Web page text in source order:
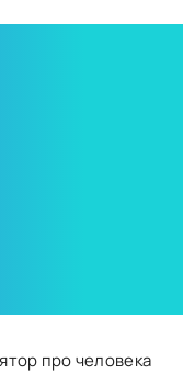
про человека